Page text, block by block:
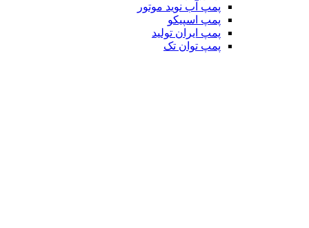
پمپ آب نوید موتور
پمپ اسپیکو
پمپ ایران تولید
پمپ توان تک